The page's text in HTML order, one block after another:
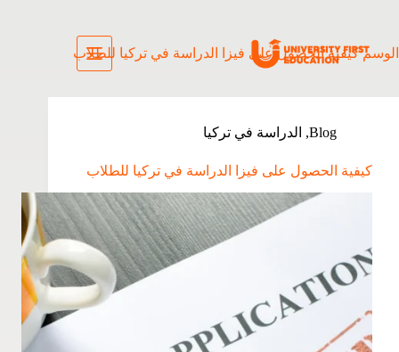
الوسمكيفية الحصول على فيزا الدراسة في تركيا للطلاب
Blog
, الدراسة في تركيا
كيفية الحصول على فيزا الدراسة في تركيا للطلاب